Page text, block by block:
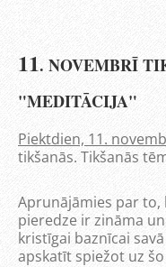
11. NOVEMBRĪ
"MEDITĀCIJA"
Piektdien, 11.
tikšanās. Tikšanās
Aprunājāmies par
pieredze ir zināma
kristīgai baznīcai
apskatīt spiežot uz